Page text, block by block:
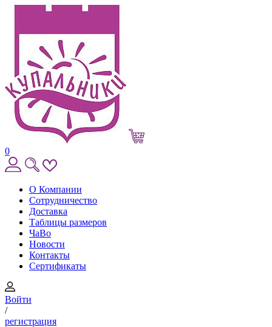
0
О Компании
Сотрудничество
Доставка
Таблицы размеров
ЧаВо
Новости
Контакты
Сертификаты
Войти
/
регистрация